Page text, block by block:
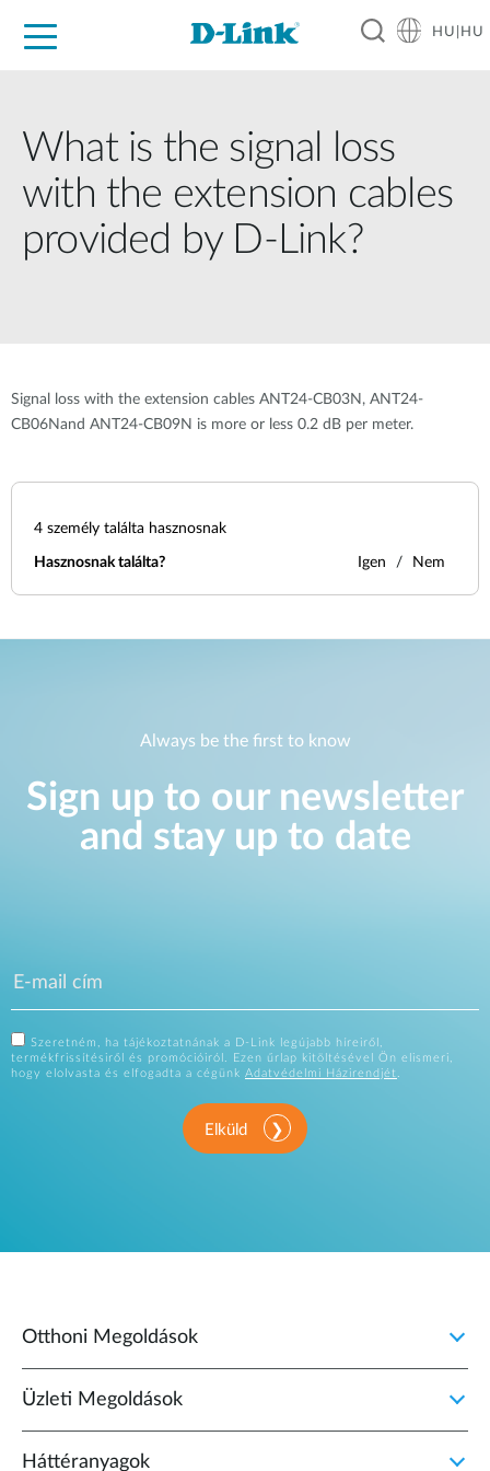
HU|HU
What is the signal loss
with the extension cables
provided by D-Link?
Signal loss with the extension cables ANT24-CB03N, ANT24-
CB06Nand ANT24-CB09N is more or less 0.2 dB per meter.
4 személy találta hasznosnak
Hasznosnak találta? Igen Nem
Always be the first to know
Sign up to our newsletter
and stay up to date
Szeretném, ha tájékoztatnának a D-Link legújabb híreiről,
termékfrissítésiről és promócióiról. Ezen űrlap kitöltésével Ön elismeri,
hogy elolvasta és elfogadta a cégünk Adatvédelmi Házirendjét.
Elküld
Otthoni Megoldások
Üzleti Megoldások
Háttéranyagok